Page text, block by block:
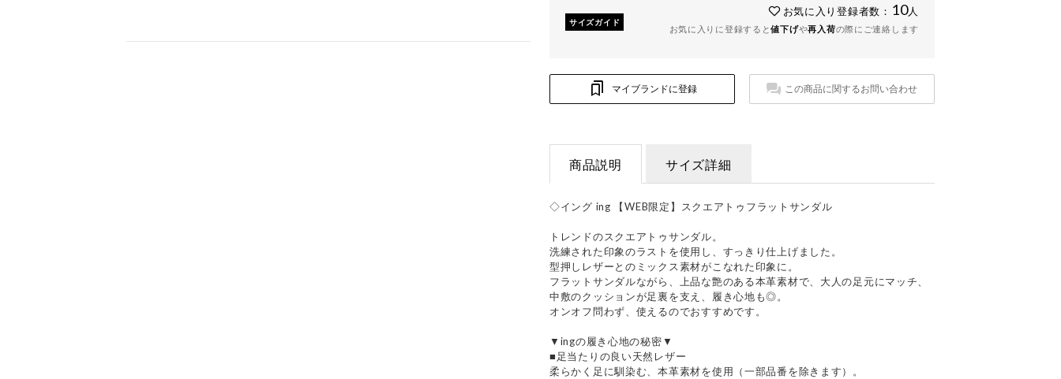
サイズガイド
お気に入り登録者数： 10人
お気に入りに登録すると値下げや再入荷の際にご連絡します
マイブランドに登録 この商品に関するお問い合わせ
商品説明 サイズ詳細
◇イング ing 【WEB限定】スクエアトゥフラットサンダル
トレンドのスクエアトゥサンダル。
洗練された印象のラストを使用し、すっきり仕上げました。
型押しレザーとのミックス素材がこなれた印象に。
フラットサンダルながら、上品な艶のある本革素材で、大人の足元にマッチ、
中敷のクッションが足裏を支え、履き心地も◎。
オンオフ問わず、使えるのでおすすめです。
▼ingの履き心地の秘密▼
■足当たりの良い天然レザー
柔らかく足に馴染む、本革素材を使用（一部品番を除きます）。